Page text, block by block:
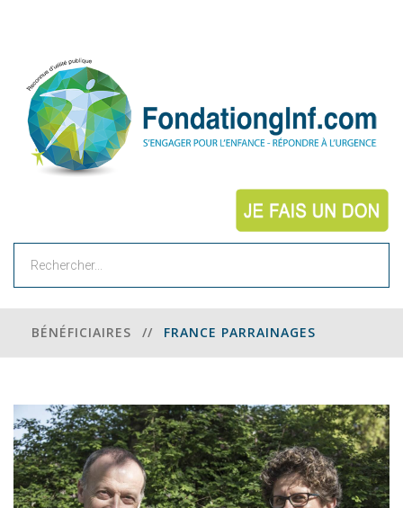
BÉNÉFICIAIRES // FRANCE PARRAINAGES